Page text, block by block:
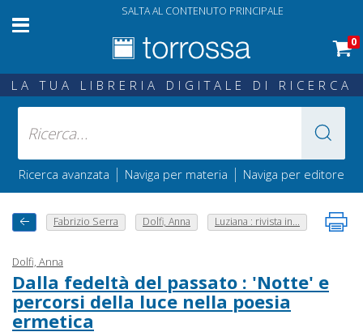
SALTA AL CONTENUTO PRINCIPALE
0
LA TUA LIBRERIA DIGITALE DI RICERCA
Ricerca avanzata | Naviga per materia | Naviga per editore
Fabrizio Serra Dolfi, Anna Luziana : rivista in...
Dolfi, Anna
Dalla fedeltà del passato : 'Notte' e
percorsi della luce nella poesia
ermetica